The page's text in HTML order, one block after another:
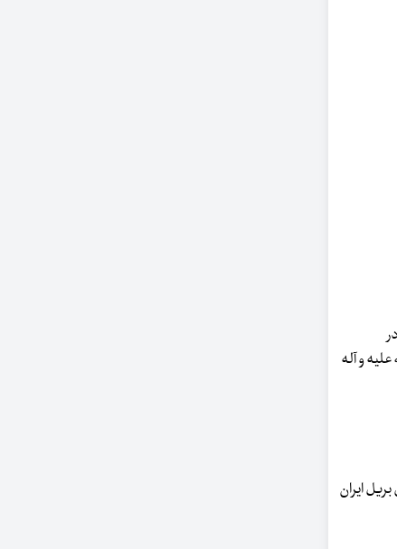
و آله
در صفحه 160 فهرستگان کتاب های بریل ایران